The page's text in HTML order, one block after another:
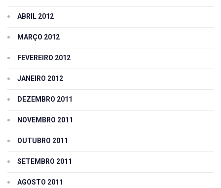
ABRIL 2012
MARÇO 2012
FEVEREIRO 2012
JANEIRO 2012
DEZEMBRO 2011
NOVEMBRO 2011
OUTUBRO 2011
SETEMBRO 2011
AGOSTO 2011